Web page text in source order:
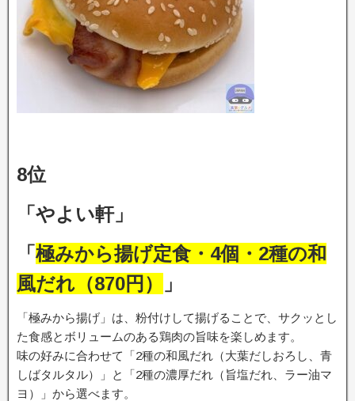
8位
「やよい軒」
「 極みから揚げ定食・4個・2種の和
風だれ（870円）
」
「極みから揚げ」は、粉付けして揚げることで、サクッとし
た食感とボリュームのある鶏肉の旨味を楽しめます。
味の好みに合わせて「2種の和風だれ（大葉だしおろし、青
しばタルタル）」と「2種の濃厚だれ（旨塩だれ、ラー油マ
ヨ）」から選べます。